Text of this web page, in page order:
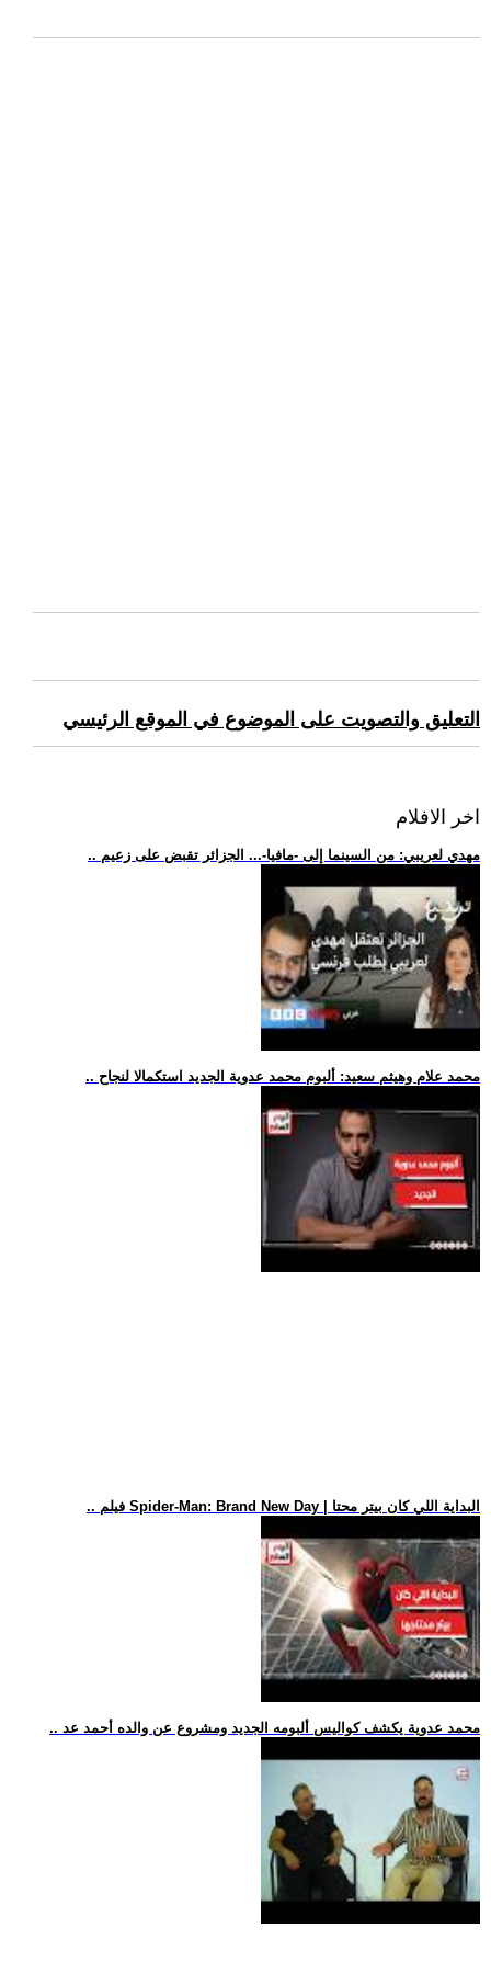
التعليق والتصويت على الموضوع في الموقع الرئيسي
اخر الافلام
.. مهدي لعريبي: من السينما إلى -مافيا-... الجزائر تقبض على زعيم
.. محمد علام وهيثم سعيد: ألبوم محمد عدوية الجديد استكمالا لنجاح
.. فيلم Spider-Man: Brand New Day | البداية اللي كان بيتر محتا
.. محمد عدوية يكشف كواليس ألبومه الجديد ومشروع عن والده أحمد عد